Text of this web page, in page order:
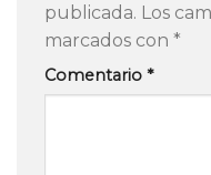
publicada. Los
marcados con *
Comentario *